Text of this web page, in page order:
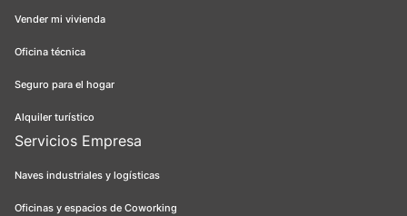
Vender mi vivienda
Oficina técnica
Seguro para el hogar
Alquiler turístico
Servicios Empresa
Naves industriales y logísticas
Oficinas y espacios de Coworking